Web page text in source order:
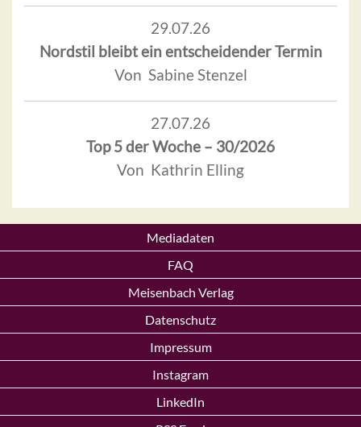
29.07.26
Nordstil bleibt ein entscheidender Termin
Von Sabine Stenzel
27.07.26
Top 5 der Woche – 30/2026
Von Kathrin Elling
Mediadaten
FAQ
Meisenbach Verlag
Datenschutz
Impressum
Instagram
LinkedIn